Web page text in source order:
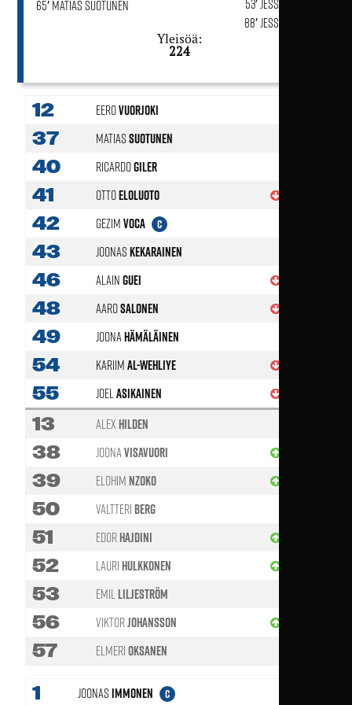
53′ Jesse Huhtala
88′ Jesse Huhtala
65′ Matias Suotunen
Yleisöä:
224
1 JoonasImmonen C
12 EeroVuorjoki
37 MatiasSuotunen
40 RicardoGiler
41 OttoEloluoto
42 GezimVoca C
43 JoonasKekarainen
46 AlainGuei
48 AaroSalonen
49 JoonaHämäläinen
54 KariimAl-Wehliye
55 JoelAsikainen
13 AlexHilden
38 JoonaVisavuori
39 ElohimNzoko
50 ValtteriBerg
51 EdorHajdini
52 LauriHulkkonen
53 EmilLiljeström
56 ViktorJohansson
57 ElmeriOksanen